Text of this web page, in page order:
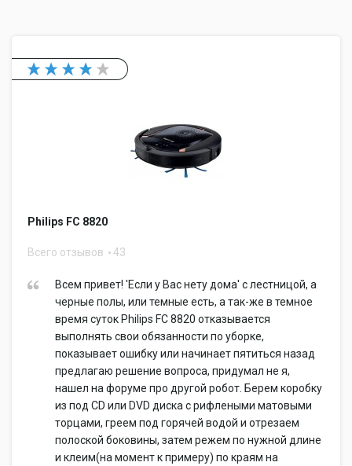
Philips FC 8820
Всего отзывов 43
Всем привет! 'Если у Вас нету дома' с лестницой, а
черные полы, или темные есть, а так-же в темное
время суток Philips FC 8820 отказывается
выполнять свои обязанности по уборке,
показывает ошибку или начинает пятиться назад
предлагаю решение вопроса, придумал не я,
нашел на форуме про другой робот. Берем коробку
из под CD или DVD диска с рифлеными матовыми
торцами, греем под горячей водой и отрезаем
полоской боковины, затем режем по нужной длине
и клеим(на момент к примеру) по краям на